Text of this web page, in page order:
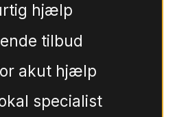
hjælp
tilbud
akut hjælp
specialist